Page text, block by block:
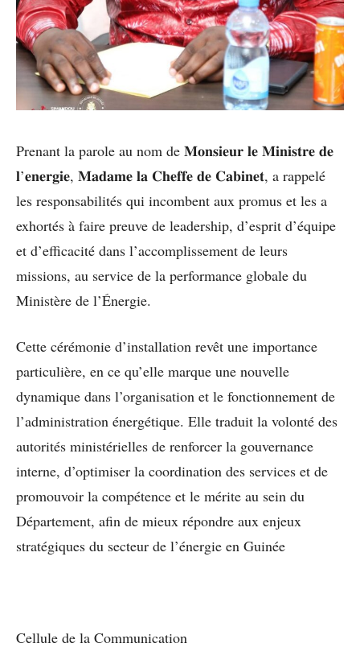
Prenant la parole au nom de 𝐌𝐨𝐧𝐬𝐢𝐞𝐮𝐫 𝐥𝐞 𝐌𝐢𝐧𝐢𝐬𝐭𝐫𝐞 𝐝𝐞
𝐥’𝐞𝐧𝐞𝐫𝐠𝐢𝐞, 𝐌𝐚𝐝𝐚𝐦𝐞 𝐥𝐚 𝐂𝐡𝐞𝐟𝐟𝐞 𝐝𝐞 𝐂𝐚𝐛𝐢𝐧𝐞𝐭, a rappelé
les responsabilités qui incombent aux promus et les a
exhortés à faire preuve de leadership, d’esprit d’équipe
et d’efficacité dans l’accomplissement de leurs
missions, au service de la performance globale du
Ministère de l’Énergie.
Cette cérémonie d’installation revêt une importance
particulière, en ce qu’elle marque une nouvelle
dynamique dans l’organisation et le fonctionnement de
l’administration énergétique. Elle traduit la volonté des
autorités ministérielles de renforcer la gouvernance
interne, d’optimiser la coordination des services et de
promouvoir la compétence et le mérite au sein du
Département, afin de mieux répondre aux enjeux
stratégiques du secteur de l’énergie en Guinée
Cellule de la Communication